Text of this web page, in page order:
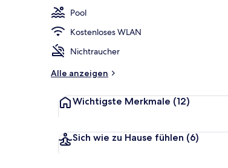
Pool
Kostenloses WLAN
Nichtraucher
Alle anzeigen
Wichtigste Merkmale (12)
Sich wie zu Hause fühlen (6)